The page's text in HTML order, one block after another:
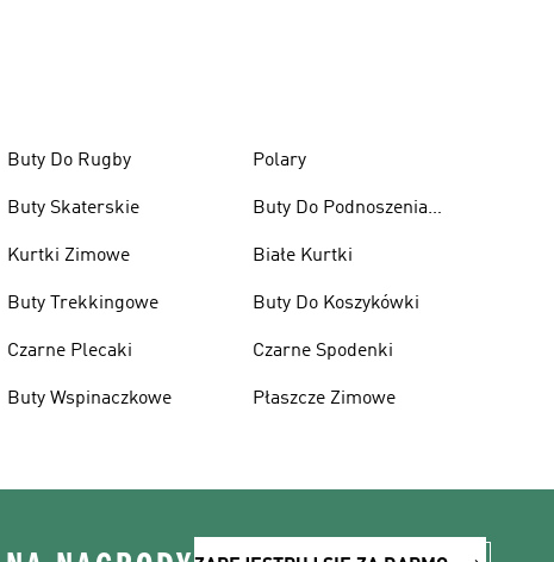
Buty Do Rugby
Buty Skaterskie
Kurtki Zimowe
Buty Trekkingowe
Czarne Plecaki
Buty Wspinaczkowe
Polary
Buty Do Podnoszenia
Białe Kurtki
Buty Do Koszykówki
Czarne Spodenki
Płaszcze Zimowe